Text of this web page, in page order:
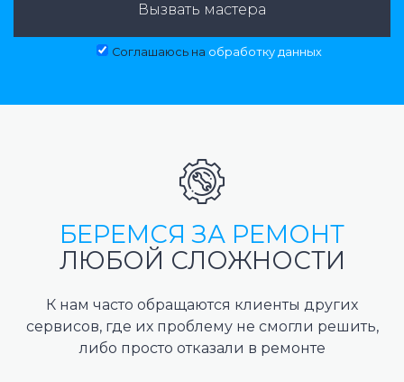
Вызвать мастера
Соглашаюсь на обработку данных
БЕРЕМСЯ ЗА РЕМОНТ
ЛЮБОЙ СЛОЖНОСТИ
К нам часто обращаются клиенты других
сервисов, где их проблему не смогли решить,
либо просто отказали в ремонте